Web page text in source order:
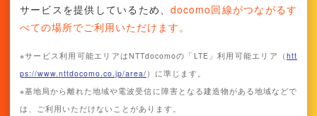
サービスを提供しているため、docomo回線がつながるす
べての場所でご利用いただけます。
※サービス利用可能エリアはNTTdocomoの「LTE」利用可能エリア（ htt
ps://www.nttdocomo.co.jp/area/ ）に準じます。
※基地局から離れた地域や電波受信に障害となる建造物がある地域などで
は、ご利用いただけないことがあります。